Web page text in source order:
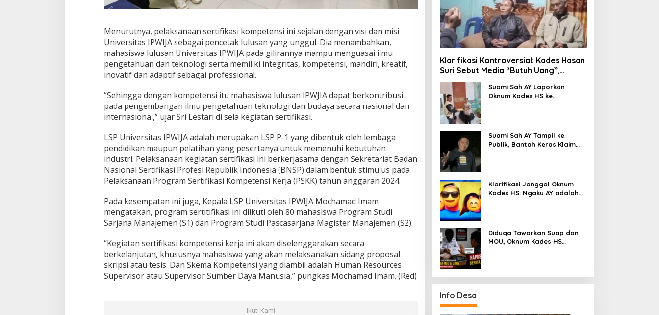
Menurutnya, pelaksanaan sertifikasi kompetensi ini sejalan dengan visi dan misi
Universitas IPWIJA sebagai pencetak lulusan yang unggul. Dia menambahkan,
mahasiswa lulusan Universitas IPWIJA pada gilirannya mampu menguasai ilmu
pengetahuan dan teknologi serta memiliki integritas, kompetensi, mandiri, kreatif,
inovatif dan adaptif sebagai professional.
“Sehingga dengan kompetensi itu mahasiswa lulusan IPWJIA dapat berkontribusi
pada pengembangan ilmu pengetahuan teknologi dan budaya secara nasional dan
internasional,” ujar Sri Lestari di sela kegiatan sertifikasi.
LSP Universitas IPWIJA adalah merupakan LSP P-1 yang dibentuk oleh lembaga
pendidikan maupun pelatihan yang pesertanya untuk memenuhi kebutuhan
industri. Pelaksanaan kegiatan sertifikasi ini berkerjasama dengan Sekretariat Badan
Nasional Sertifikasi Profesi Republik Indonesia (BNSP) dalam bentuk stimulus pada
Pelaksanaan Program Sertifikasi Kompetensi Kerja (PSKK) tahun anggaran 2024.
Pada kesempatan ini juga, Kepala LSP Universitas IPWIJA Mochamad Imam
mengatakan, program sertitifikasi ini diikuti oleh 80 mahasiswa Program Studi
Sarjana Manajemen (S1) dan Program Studi Pascasarjana Magister Manajemen (S2).
“Kegiatan sertifikasi kompetensi kerja ini akan diselenggarakan secara
berkelanjutan, khususnya mahasiswa yang akan melaksanakan sidang proposal
skripsi atau tesis. Dan Skema Kompetensi yang diambil adalah Human Resources
Supervisor atau Supervisor Sumber Daya Manusia,” pungkas Mochamad Imam. (Red)
Ikuti Kami
Klarifikasi Kontroversial: Kades Hasan
Suri Sebut Media “Butuh Uang”,
Padahal Pernah Tawarkan Suap
Suami Sah AY Laporkan
Oknum Kades HS ke
Suami Sah AY Tampil ke
Publik, Bantah Keras Klaim
Klarifikasi Janggal Oknum
Kades HS: Ngaku AY adalah
Diduga Tawarkan Suap dan
MOU, Oknum Kades HS
Info Desa